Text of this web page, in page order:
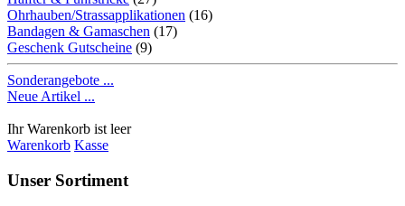
Ohrhauben/Strassapplikationen (16)
Bandagen & Gamaschen (17)
Geschenk Gutscheine (9)
Sonderangebote ...
Neue Artikel ...
Ihr Warenkorb ist leer
Warenkorb Kasse
Unser Sortiment